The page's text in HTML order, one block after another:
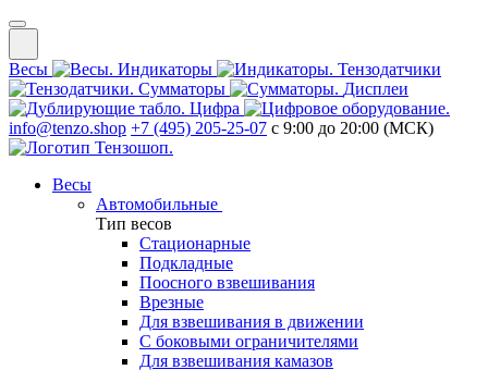
Весы Индикаторы
Тензодатчики
Сумматоры
Дисплеи
Цифра
info@tenzo.shop +7 (495) 205-25-07 с 9:00 до 20:00 (МСК)
Весы
Автомобильные
Тип весов
Стационарные
Подкладные
Поосного взвешивания
Врезные
Для взвешивания в движении
С боковыми ограничителями
Для взвешивания камазов